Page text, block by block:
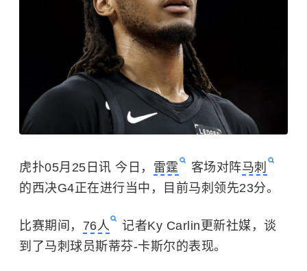
虎扑05月25日讯 今日， 雷霆 客场对阵马刺
的西决G4正在进行当中，目前马刺领先23分。
比赛期间， 76人
记者Ky Carlin更新社媒，谈
到了马刺球员斯蒂芬-卡斯尔的表现。